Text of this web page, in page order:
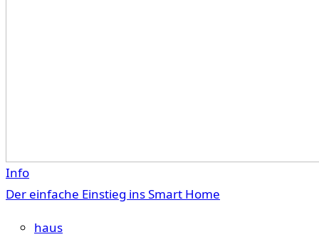
Info
Der einfache Einstieg ins Smart Home
haus